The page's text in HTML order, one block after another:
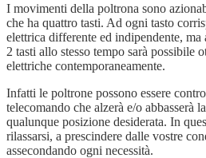
I movimenti della poltrona sono
che ha quattro tasti. Ad ogni tasto
elettrica differente ed indipendente, ma
2 tasti allo stesso tempo sarà possibile
elettriche contemporaneamente.
Infatti le poltrone possono essere
telecomando che alzerà e/o abbasserà
qualunque posizione desiderata. In
rilassarsi, a prescindere dalle vostre
assecondando ogni necessità.